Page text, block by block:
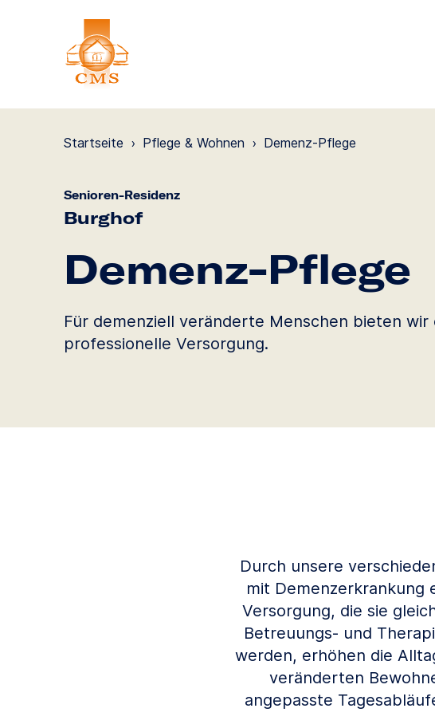
Startseite › Pflege & Wohnen › Demenz-Pflege
Senioren-Residenz
Burghof
Demenz-Pflege
Für demenziell veränderte Menschen bieten wir
professionelle Versorgung.
Durch unsere
mit Demenzerkrankung
Versorgung, die sie
Betreuungs- und
werden, erhöhen die
veränderten
angepasste